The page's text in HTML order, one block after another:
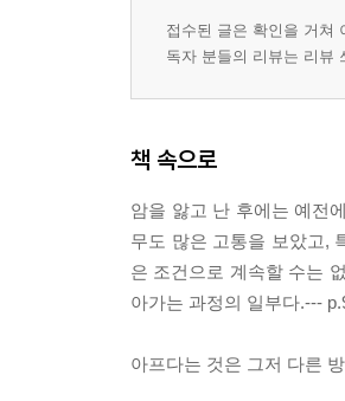
접수된 글은 확인을 거쳐
독자 분들의 리뷰는 리뷰
책 속으로
암을 앓고 난 후에는 예전
무도 많은 고통을 보았고,
은 조건으로 계속할 수는
아가는 과정의 일부다.---
아프다는 것은 그저 다른